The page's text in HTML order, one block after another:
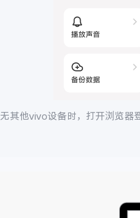
无其他vivo设备时，打开浏览器